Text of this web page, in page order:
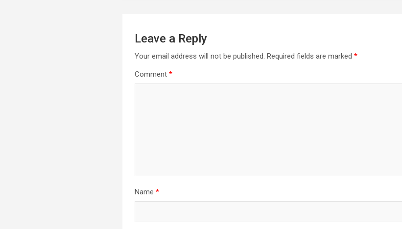
Leave a Reply
Your email address will not be published. Required fields are marked*
Comment*
Name*